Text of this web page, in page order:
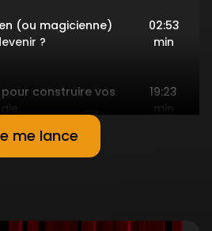
(ou magicienne)
?
02:53
min
construire vos
19:23
min
réels vos tours de
me lance